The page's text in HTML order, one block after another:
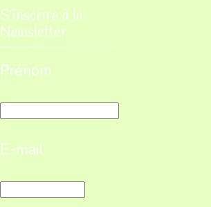
S’inscrire à la
Newsletter
Prénom
E-mail